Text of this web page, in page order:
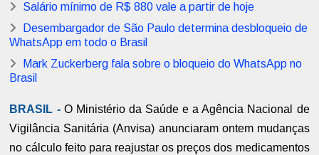
Salário mínimo de R$ 880 vale a partir de hoje
Desembargador de São Paulo determina desbloqueio de
WhatsApp em todo o Brasil
Mark Zuckerberg fala sobre o bloqueio do WhatsApp no
Brasil
BRASIL - O Ministério da Saúde e a Agência Nacional de
Vigilância Sanitária (Anvisa) anunciaram ontem mudanças
no cálculo feito para reajustar os preços dos medicamentos